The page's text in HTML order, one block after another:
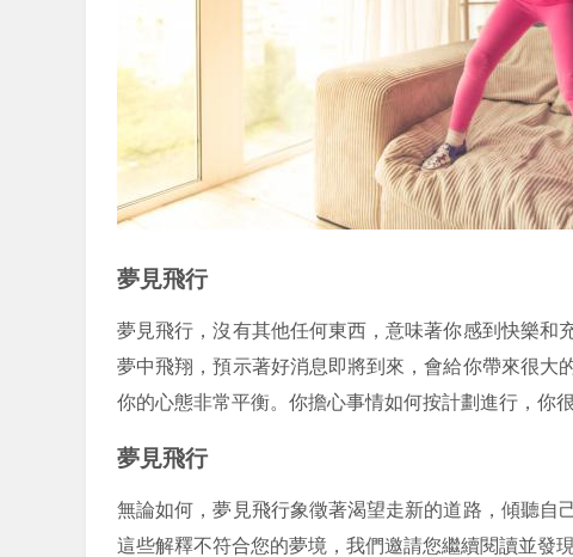
夢見飛行
夢見飛行，沒有其他任何東西，意味著你感到快樂和
夢中飛翔，預示著好消息即將到來，會給你帶來很大
你的心態非常平衡。你擔心事情如何按計劃進行，你
夢見飛行
無論如何，夢見飛行象徵著渴望走新的道路，傾聽自
這些解釋不符合您的夢境，我們邀請您繼續閱讀並發